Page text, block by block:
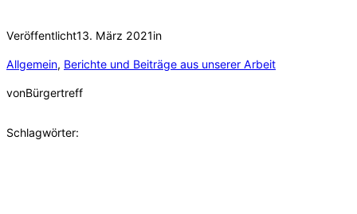
Veröffentlicht13. März 2021in
Allgemein, Berichte und Beiträge aus unserer Arbeit
vonBürgertreff
Schlagwörter: